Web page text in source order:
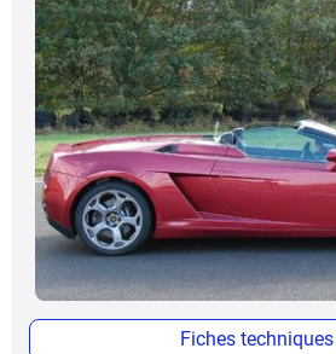
Fiches